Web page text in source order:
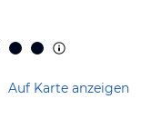
Auf Karte anzeigen